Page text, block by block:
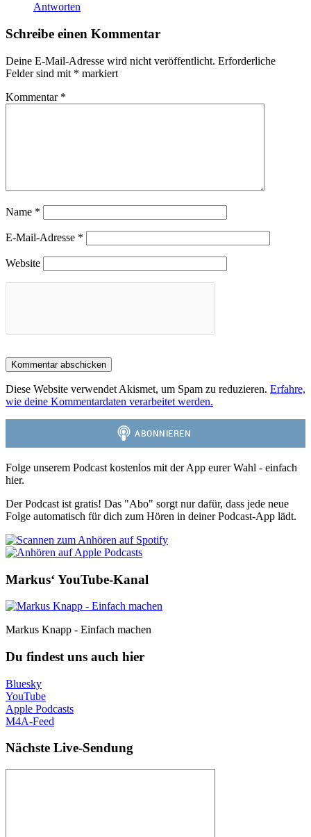
Antworten
Schreibe einen Kommentar
Deine E-Mail-Adresse wird nicht veröffentlicht. Erforderliche
Felder sind mit * markiert
Kommentar *
Name *
E-Mail-Adresse *
Website
Diese Website verwendet Akismet, um Spam zu reduzieren. Erfahre,
wie deine Kommentardaten verarbeitet werden.
Folge unserem Podcast kostenlos mit der App eurer Wahl - einfach
hier.
Der Podcast ist gratis! Das "Abo" sorgt nur dafür, dass jede neue
Folge automatisch für dich zum Hören in deiner Podcast-App lädt.
Markus‘ YouTube-Kanal
Markus Knapp - Einfach machen
Du findest uns auch hier
Bluesky
YouTube
Apple Podcasts
M4A-Feed
Nächste Live-Sendung